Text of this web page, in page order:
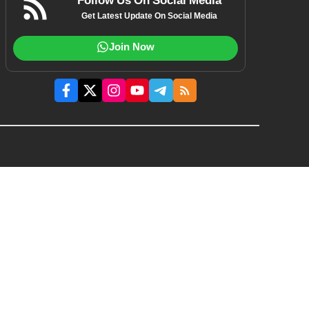
Get Latest Update On Social Media
Join Now